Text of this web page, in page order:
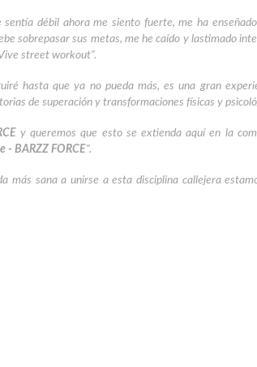
débil ahora me siento fuerte, me ha
sobrepasar sus metas, me he caído y lastimado
street workout".
hasta que ya no pueda más, es una gran
de superación y transformaciones físicas y
y queremos que esto se extienda aquí en la
- BARZZ FORCE".
más sana a unirse a esta disciplina callejera